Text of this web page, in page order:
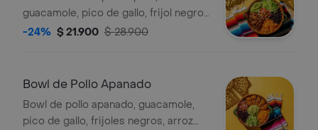
guacamole, pico de gallo, frijol negro,
arroz achiote y lechuga.
-24% $ 21.900 $ 28.900
Bowl de Pollo Apanado
Bowl de pollo apanado, guacamole,
pico de gallo, frijoles negros, arroz